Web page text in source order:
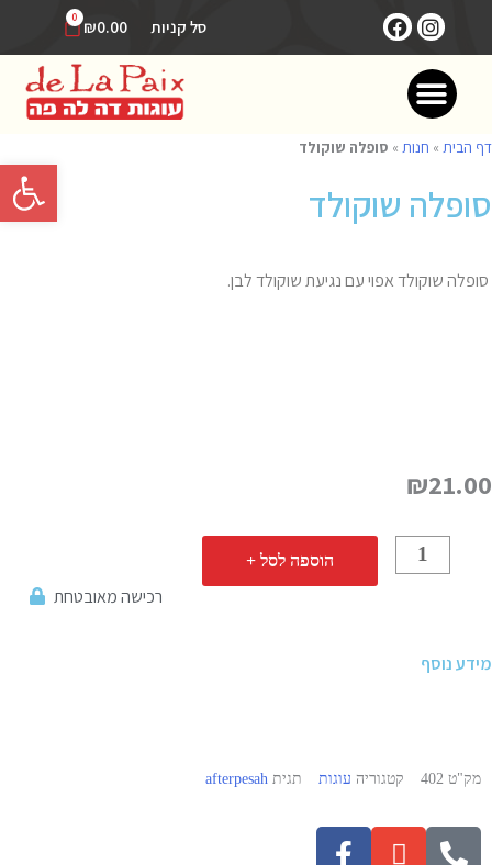
פתח
סל קניות ₪0.00
0
דף הבית » חנות » סופלה שוקולד
סופלה שוקולד
סופלה שוקולד אפוי עם נגיעת שוקולד לבן.
₪21.00
הוספה לסל +
רכישה מאובטחת
מידע נוסף
מק"ט 402 קטגוריה עוגות תגית afterpesah